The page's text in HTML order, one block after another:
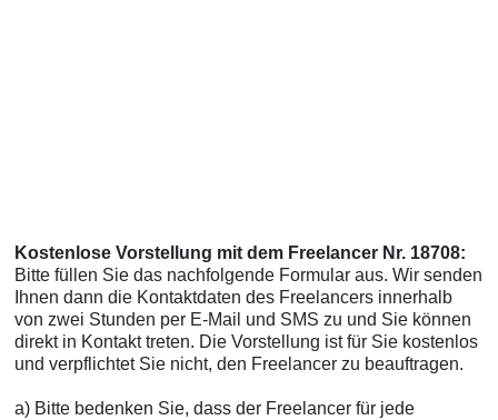
Kostenlose Vorstellung mit dem Freelancer Nr. 18708:
Bitte füllen Sie das nachfolgende Formular aus. Wir senden
Ihnen dann die Kontaktdaten des Freelancers innerhalb
von zwei Stunden per E-Mail und SMS zu und Sie können
direkt in Kontakt treten. Die Vorstellung ist für Sie kostenlos
und verpflichtet Sie nicht, den Freelancer zu beauftragen.
a) Bitte bedenken Sie, dass der Freelancer für jede